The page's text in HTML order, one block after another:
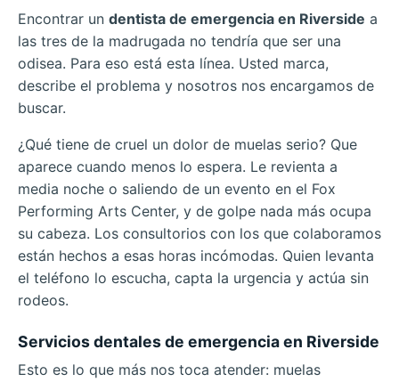
Encontrar un dentista de emergencia en Riverside a
las tres de la madrugada no tendría que ser una
odisea. Para eso está esta línea. Usted marca,
describe el problema y nosotros nos encargamos de
buscar.
¿Qué tiene de cruel un dolor de muelas serio? Que
aparece cuando menos lo espera. Le revienta a
media noche o saliendo de un evento en el Fox
Performing Arts Center, y de golpe nada más ocupa
su cabeza. Los consultorios con los que colaboramos
están hechos a esas horas incómodas. Quien levanta
el teléfono lo escucha, capta la urgencia y actúa sin
rodeos.
Servicios dentales de emergencia en Riverside
Esto es lo que más nos toca atender: muelas